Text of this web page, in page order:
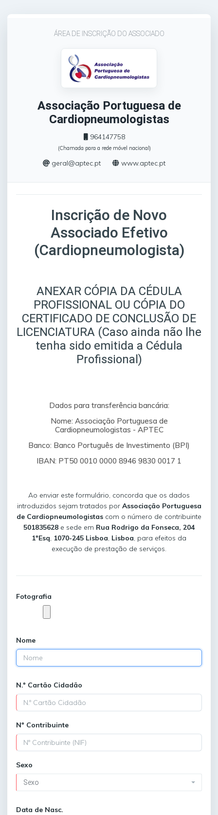
ÁREA DE INSCRIÇÃO DO ASSOCIADO
Associação Portuguesa de
Cardiopneumologistas
964147758
(Chamada para a rede móvel nacional)
geral@aptec.pt www.aptec.pt
Inscrição de Novo
Associado Efetivo
(Cardiopneumologista)
ANEXAR CÓPIA DA CÉDULA
PROFISSIONAL OU CÓPIA DO
CERTIFICADO DE CONCLUSÃO DE
LICENCIATURA (Caso ainda não lhe
tenha sido emitida a Cédula
Profissional)
Dados para transferência bancária:
Nome: Associação Portuguesa de
Cardiopneumologistas - APTEC
Banco: Banco Português de Investimento (BPI)
IBAN: PT50 0010 0000 8946 9830 0017 1
Ao enviar este formulário, concorda que os dados
introduzidos sejam tratados por Associação Portuguesa
de Cardiopneumologistas com o número de contribuinte
501835628 e sede em Rua Rodrigo da Fonseca, 204
1ºEsq, 1070-245 Lisboa, Lisboa, para efeitos da
execução de prestação de serviços.
Fotografia
Nome
N.º Cartão Cidadão
Nº Contribuinte
Sexo
Sexo
Data de Nasc.